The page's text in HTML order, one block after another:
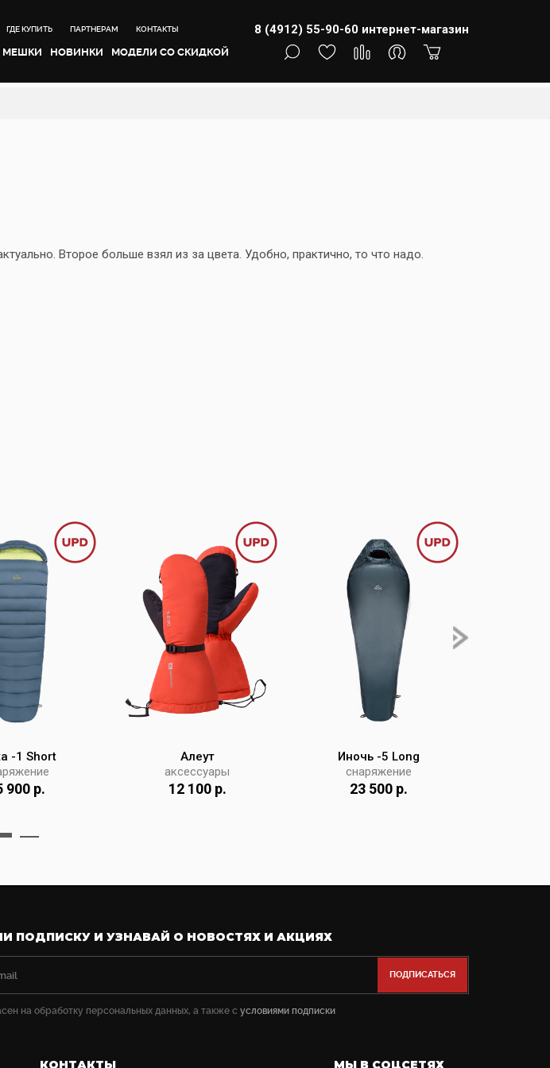
ГДЕ КУПИТЬ ПАРТНЕРАМ КОНТАКТЫ
МЕШКИ НОВИНКИ МОДЕЛИ СО СКИДКОЙ
8 (4912) 55-90-60 интернет-магазин
Второе больше взял из за цвета. Удобно, практично, то что надо.
-1 Short
900 р.
Алеут
аксессуары
12 100 р.
Иночь -5 Long
снаряжение
23 500 р.
ПОДПИСКУ И УЗНАВАЙ О НОВОСТЯХ И АКЦИЯХ
на обработку персональных данных, а также с условиями подписки
КОНТАКТЫ МЫ В СОЦСЕТЯХ